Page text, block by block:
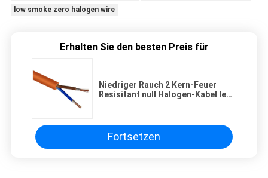
low smoke zero halogen wire
Erhalten Sie den besten Preis für
Niedriger Rauch 2 Kern-Feuer
Resisitant null Halogen-Kabel Iec
Fortsetzen